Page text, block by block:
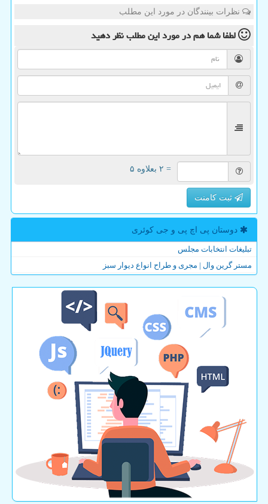
نظرات بینندگان در مورد این مطلب
لطفا شما همدر مورد این مطلبنظر دهید
= ۲ بعلاوه ۵
ثبت کامنت
دوستان پی اچ پی و جی كوئری
تبلیغات انتخابات مجلس
مستر گرین وال | مجری و طراح انواع دیوار سبز